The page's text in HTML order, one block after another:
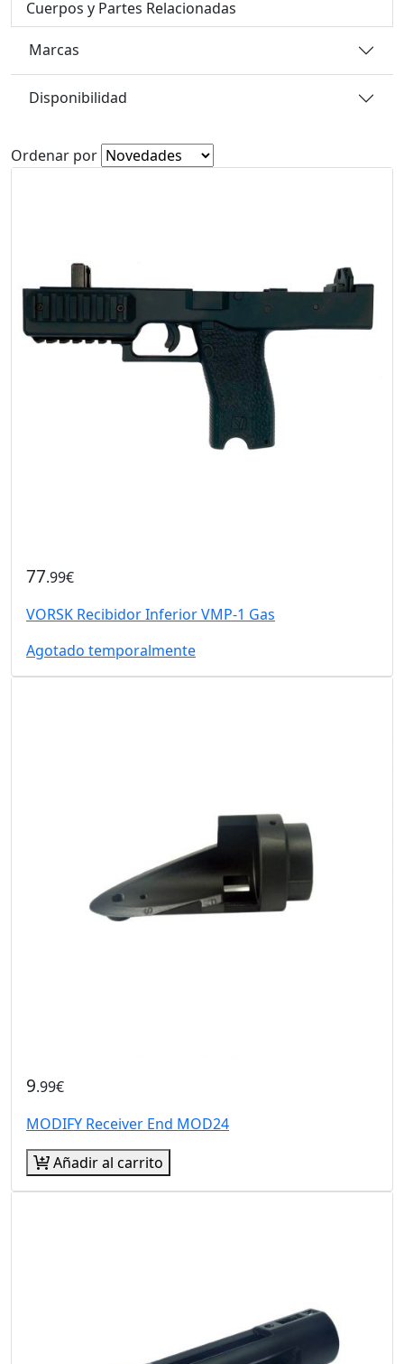
Cuerpos y Partes Relacionadas
Marcas
Disponibilidad
Ordenar por
77.99€
VORSK Recibidor Inferior VMP-1 Gas
Agotado temporalmente
9.99€
MODIFY Receiver End MOD24
Añadir al carrito